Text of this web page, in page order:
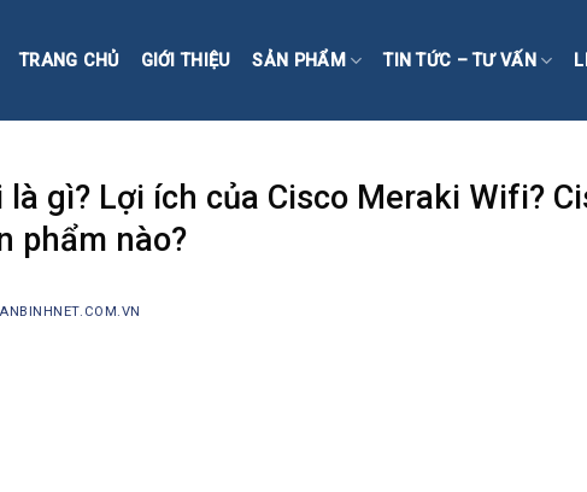
TRANG CHỦ GIỚI THIỆU SẢN PHẨM TIN TỨC – TƯ VẤN
gì? Lợi ích của Cisco Meraki Wifi?
phẩm nào?